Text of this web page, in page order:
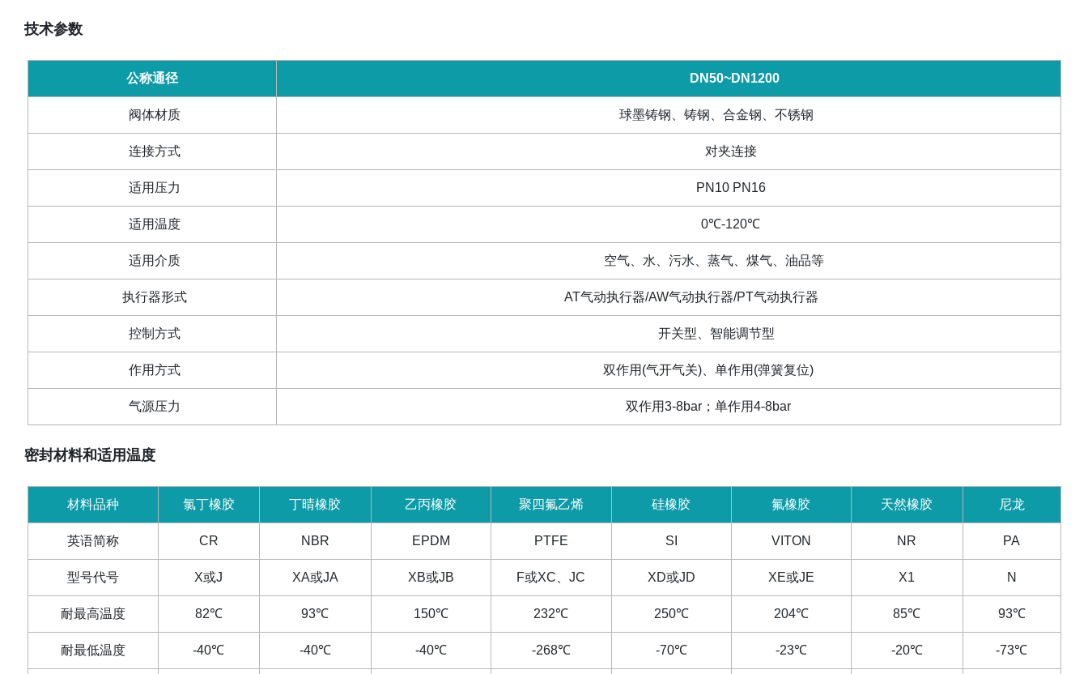
技术参数
公称通径 DN50~DN1200
阀体材质 球墨铸钢、铸钢、合金钢、不锈钢
连接方式 对夹连接
适用压力 PN10 PN16
适用温度 0℃-120℃
适用介质 空气、水、污水、蒸气、煤气、油品等
执行器形式 AT气动执行器/AW气动执行器/PT气动执行器
控制方式 开关型、智能调节型
作用方式 双作用 (气开气关)、单作用 (弹簧复位)
气源压力 双作用3-8bar；单作用4-8bar
密封材料和适用温度
材料品种 氯丁橡胶 丁晴橡胶 乙丙橡胶 聚四氟乙烯 硅橡胶 氟橡胶 天然橡胶 尼龙
英语简称 CR NBR EPDM PTFE SI VITON NR PA
型号代号 X或J XA或JA XB或JB F或XC JC XD或JD XE或JE X1 N
耐最高温度 82℃ 93℃ 150℃ 232℃ 250℃ 204℃ 85℃ 93℃
耐最低温度 -40℃ -40℃ -40℃ -268℃ -70℃ -23℃ -20℃ -73℃